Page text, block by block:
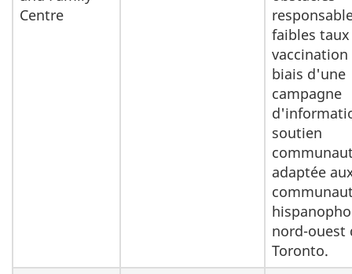
Centre
faibles
vaccination
biais d'une
campagne
soutien
adaptée
nord-ouest
Toronto.